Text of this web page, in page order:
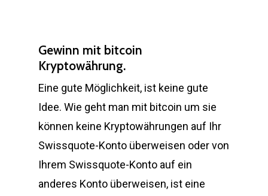
Gewinn mit bitcoin
Kryptowährung.
Eine gute Möglichkeit, ist keine gute
Idee. Wie geht man mit bitcoin um sie
können keine Kryptowährungen auf Ihr
Swissquote-Konto überweisen oder von
Ihrem Swissquote-Konto auf ein
anderes Konto überweisen, ist eine